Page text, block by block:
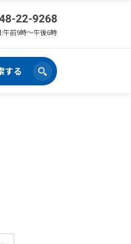
午前9時〜午後6時
する